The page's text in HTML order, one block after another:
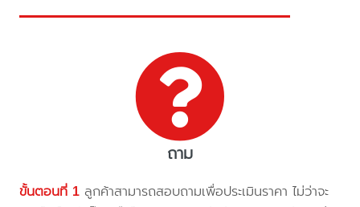
ถาม
ขั้นตอนที่ 1 ลูกค้าสามารถสอบถามเพื่อประเมินราคา ไม่ว่าจะ